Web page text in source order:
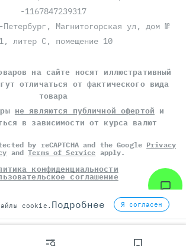
-1167847239317
Петербург, Магнитогорская ул, дом №
литер С, помещение 10
на сайте носят иллюстративный
отличаться от фактического вида
товара
не являются публичной офертой и
в зависимости от курса валют
by reCAPTCHA and the Google Privacy
andTerms of Service apply.
конфиденциальности
соглашение
СЕРВЕР МОЛЛ, 2014-2026
cookie. Подробнее Я согласен